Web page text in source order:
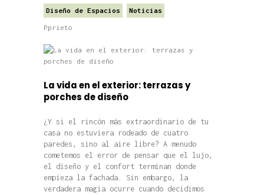
Diseño de Espacios Noticias
Pprieto
La vida en el exterior: terrazas y
porches de diseño
¿Y si el rincón más extraordinario de tu
casa no estuviera rodeado de cuatro
paredes, sino al aire libre? A menudo
cometemos el error de pensar que el lujo,
el diseño y el confort terminan donde
empieza la fachada. Sin embargo, la
verdadera magia ocurre cuando decidimos